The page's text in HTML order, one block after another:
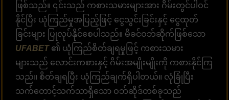
ဖြစ်သည်။ ၎င်းသည် ကစားသမားများအား ဂိမ်းတွင်ပါဝင်
နိုင်ပြီး ယုံကြည်မှုအပြည့်ဖြင့် ငွေသွင်းခြင်းနှင့် ငွေထုတ်
ခြင်းများ ပြုလုပ်နိုင်စေပါသည်။ မိခင်ဝဘ်ဆိုက်ဖြစ်သော
UFABET၏ ယုံကြည်စိတ်ချရမှုဖြင့် ကစားသမား
များသည် လောင်းကစားနှင့် ဂိမ်းအမျိုးမျိုးကို ကစားနိုင်ကြ
သည်။ စိတ်ချရပြီး ယုံကြည်ချက်ရှိပါတယ်။ လုံခြုံပြီး
သက်တောင့်သက်သာရှိသော ဝဘ်ဆိုဒ်တစ်ခုသည်